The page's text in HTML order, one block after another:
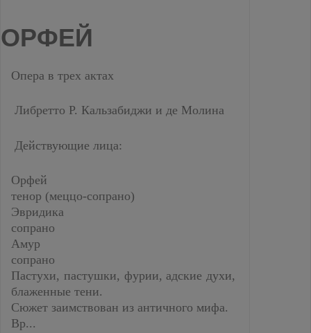
ОРФЕЙ
Опера в трех актах
Либретто Р. Кальзабиджи и де Молина
Действующие лица:
Орфей
тенор (меццо-сопрано)
Эвридика
сопрано
Амур
сопрано
Пастухи, пастушки, фурии, адские духи,
блаженные тени.
Сюжет заимствован из античного мифа.
Вр...